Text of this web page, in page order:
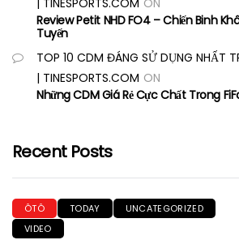
| TINESPORTS.COM ON
Review Petit NHD FO4 – Chiến Binh
Tuyến
TOP 10 CDM ĐÁNG SỬ DỤNG NHẤT
| TINESPORTS.COM ON
Những CDM Giá Rẻ Cực Chất Trong
Recent Posts
ÔTÔ TODAY
UNCATEGORIZED
VIDEO